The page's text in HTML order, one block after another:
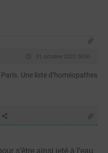
31 octobre 2021 5h50
Une liste d’homéopathes
s’être ainsi jeté à l’eau